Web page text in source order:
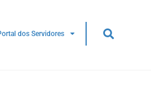
dos Servidores